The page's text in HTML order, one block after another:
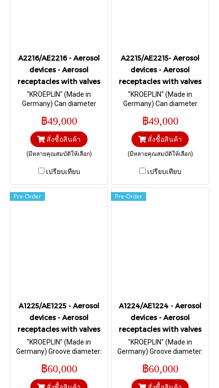
A2216/AE2216 - Aerosol
devices - Aerosol
receptacles with valves
"KROEPLIN" (Made in
Germany) Can diameter
0 – 30 mm.
฿49,000
สั่งซื้อสินค้า
(มีหลายคุณสมบัติให้เลือก)
เปรียบเทียบ
A2215/AE2215- Aerosol
devices - Aerosol
receptacles with valves
"KROEPLIN" (Made in
Germany) Can diameter
0 – 30 mm.
฿49,000
สั่งซื้อสินค้า
(มีหลายคุณสมบัติให้เลือก)
เปรียบเทียบ
Pre-Order
A1225/AE1225 - Aerosol
devices - Aerosol
receptacles with valves
"KROEPLIN" (Made in
Germany) Groove diameter:
16 mm I Range 0 – 30, 0 – 25
mm.
฿60,000
Pre-Order
A1224/AE1224 - Aerosol
devices - Aerosol
receptacles with valves
"KROEPLIN" (Made in
Germany) Groove diameter:
20,5 mm I Range 0 – 30, 0 –
25 mm.
฿60,000